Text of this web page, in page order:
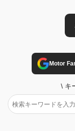
Motor
\ キ